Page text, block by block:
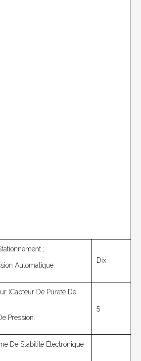
;
Automatique.
Dix
(capteur De Pureté De
Pression.
5
De Stabilité Électronique